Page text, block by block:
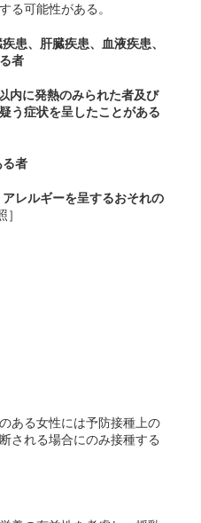
る可能性がある。
患、肝臓疾患、血液疾患、
者
に発熱のみられた者及び
う症状を呈したことがある
者
レルギーを呈するおそれの
ある女性には予防接種上の
される場合にのみ接種する